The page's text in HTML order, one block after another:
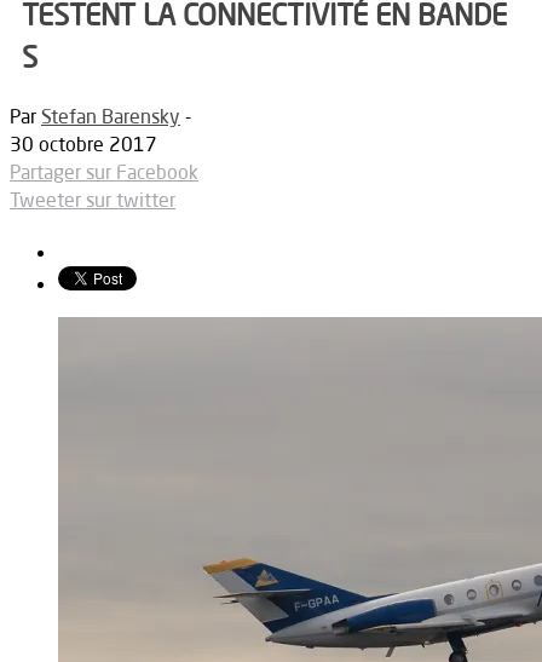
TESTENT LA CONNECTIVITÉ EN BANDE
S
Par Stefan Barensky -
30 octobre 2017
Partager sur Facebook
Tweeter sur twitter